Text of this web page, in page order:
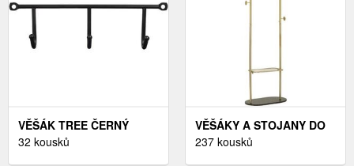
VĚŠÁK TREE ČERNÝ
32 kousků
VĚŠÁKY A STOJANY DO
PŘEDSÍNĚ
237 kousků